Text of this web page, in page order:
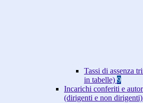
Tassi di assenza
in tabelle) 9
Incarichi conferiti e
(dirigenti e non dirigenti)